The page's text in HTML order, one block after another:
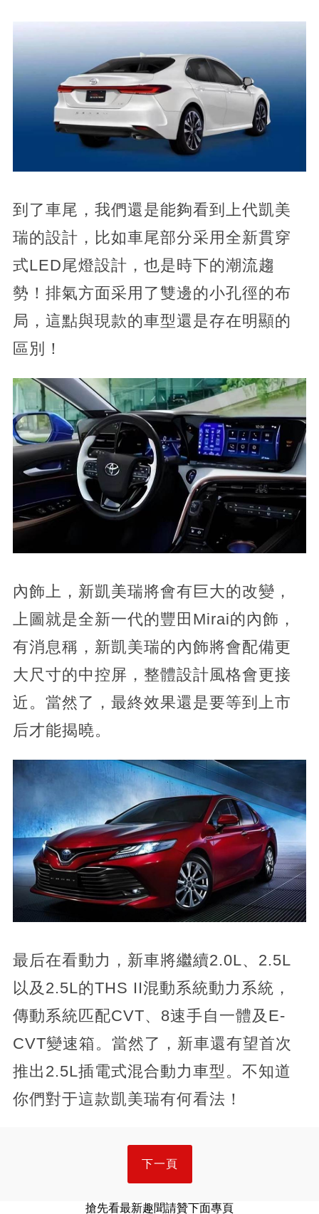
到了車尾，我們還是能夠看到上代凱美
瑞的設計，比如車尾部分采用全新貫穿
式LED尾燈設計，也是時下的潮流趨
勢！排氣方面采用了雙邊的小孔徑的布
局，這點與現款的車型還是存在明顯的
區別！
內飾上，新凱美瑞將會有巨大的改變，
上圖就是全新一代的豐田Mirai的內飾，
有消息稱，新凱美瑞的內飾將會配備更
大尺寸的中控屏，整體設計風格會更接
近。當然了，最終效果還是要等到上市
后才能揭曉。
最后在看動力，新車將繼續2.0L、2.5L
以及2.5L的THS II混動系統動力系統，
傳動系統匹配CVT、8速手自一體及E-
CVT變速箱。當然了，新車還有望首次
推出2.5L插電式混合動力車型。不知道
你們對于這款凱美瑞有何看法！
下一頁
搶先看最新趣聞請贊下面專頁